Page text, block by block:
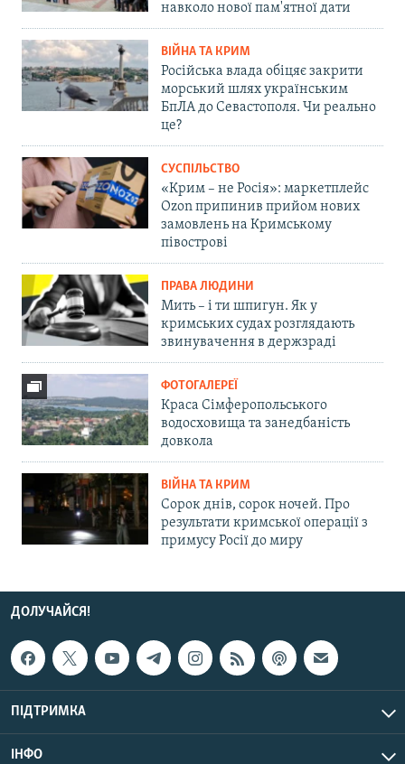
навколо нової пам'ятної дати
ВІЙНА ТА КРИМ
Російська влада обіцяє закрити
морський шлях українським
БпЛА до Севастополя. Чи реально
це?
СУСПІЛЬСТВО
«Крим – не Росія»: маркетплейс
Ozon припинив прийом нових
замовлень на Кримському
півострові
ПРАВА ЛЮДИНИ
Мить – і ти шпигун. Як у
кримських судах розглядають
звинувачення в держзраді
ФОТОГАЛЕРЕЇ
Краса Сімферопольського
водосховища та занедбаність
довкола
ВІЙНА ТА КРИМ
Сорок днів, сорок ночей. Про
результати кримської операції з
примусу Росії до миру
ДОЛУЧАЙСЯ!
ПІДТРИМКА
ІНФО